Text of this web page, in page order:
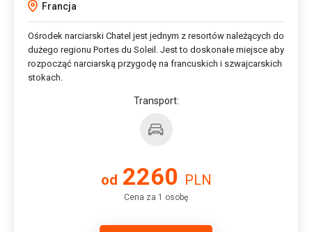
Francja
Ośrodek narciarski Chatel jest jednym z resortów należących do
dużego regionu Portes du Soleil. Jest to doskonałe miejsce aby
rozpocząć narciarską przygodę na francuskich i szwajcarskich
stokach.
od 2260 PLN
Cena za 1 osobę
Transport: